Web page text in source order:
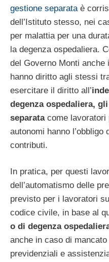
gestione separataè
dell’Istituto stesso, nei
per malattia per una
la degenza ospedaliera.
del Governo Monti
hanno diritto agli stessi
esercitare il diritto all’
degenza ospedaliera,
separata come lavoratori
autonomi hanno
contributi.
In pratica, per questi
dell’automatismo delle
previsto per i lavoratori
codice civile, in base al
o di degenza
anche in caso di
previdenziali e